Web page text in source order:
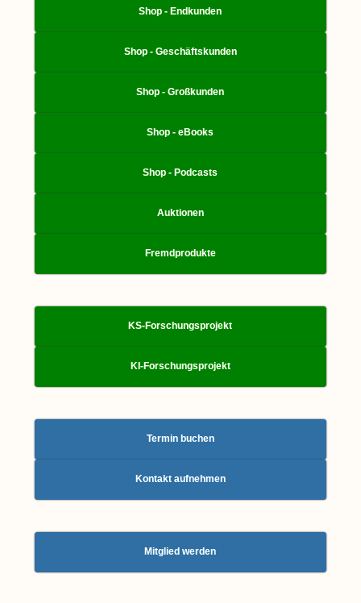
Shop - Endkunden
Shop - Geschäftskunden
Shop - Großkunden
Shop - eBooks
Shop - Podcasts
Auktionen
Fremdprodukte
KS-Forschungsprojekt
KI-Forschungsprojekt
Termin buchen
Kontakt aufnehmen
Mitglied werden